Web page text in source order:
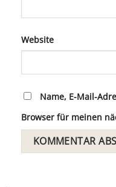
Website
Name, E-Mail-
Browser für meinen